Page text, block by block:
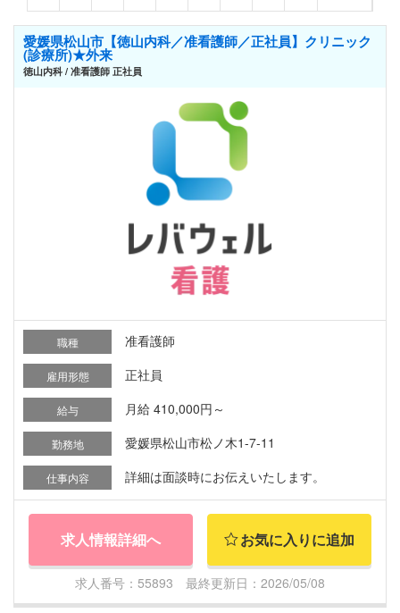
愛媛県松山市【徳山内科／准看護師／正社員】クリニック
(診療所)★外来
徳山内科 / 准看護師 正社員
職種 准看護師
雇用形態 正社員
給与 月給 410,000円～
勤務地 愛媛県松山市松ノ木1-7-11
仕事内容 詳細は面談時にお伝えいたします。
求人情報詳細へ お気に入りに追加
求人番号：55893 最終更新日：2026/05/08